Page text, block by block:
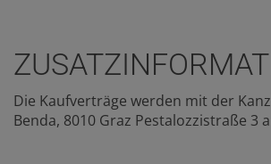
Die Kaufverträge werden mit der
Benda, 8010 Graz Pestalozzistraße 3